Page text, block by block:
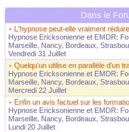
Dans le
L'hypnose peut-elle vraiment
Hypnose Ericksonienne et EMDR:
Marseille, Nancy, Bordeaux,
Vendredi 31 Juillet
Quelqu'un utilise en parallèle d'un
Hypnose Ericksonienne et EMDR:
Marseille, Nancy, Bordeaux,
Mercredi 22 Juillet
Enfin un avis factuel sur les
Hypnose Ericksonienne et EMDR:
Marseille, Nancy, Bordeaux,
Lundi 20 Juillet